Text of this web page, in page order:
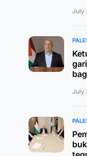
July
July